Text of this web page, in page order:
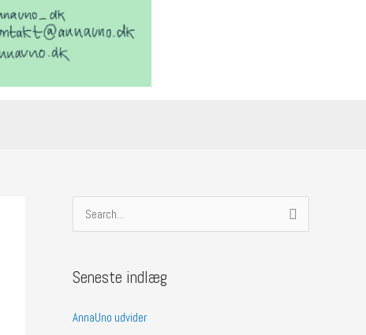
e
f
Seneste indlæg
AnnaUno udvider